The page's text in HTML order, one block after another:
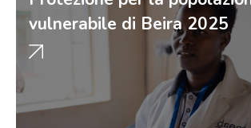
vulnerabile di Beira 2025